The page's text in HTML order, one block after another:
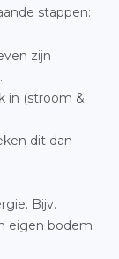
stappen:
zijn
in (stroom &
dit dan
Bijv.
eigen bodem